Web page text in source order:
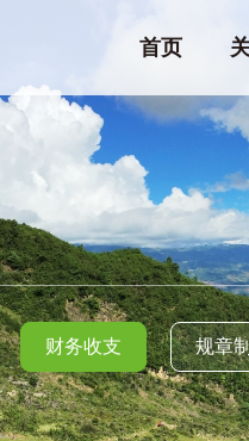
首页
财务收支 规章